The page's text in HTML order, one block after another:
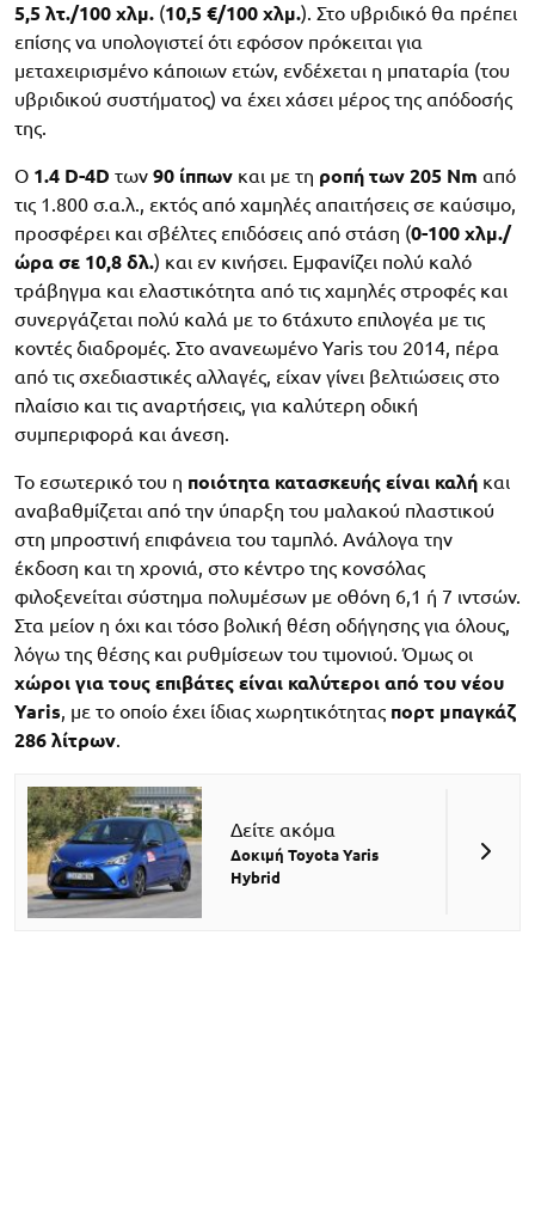
5,5 λτ./100 χλμ. (10,5 €/100 χλμ.). Στο υβριδικό θα πρέπει
επίσης να υπολογιστεί ότι εφόσον πρόκειται για
μεταχειρισμένο κάποιων ετών, ενδέχεται η μπαταρία (του
υβριδικού συστήματος) να έχει χάσει μέρος της απόδοσής
της.
Ο 1.4 D-4D των 90 ίππων και με τη ροπή των 205 Nm από
τις 1.800 σ.α.λ., εκτός από χαμηλές απαιτήσεις σε καύσιμο,
προσφέρει και σβέλτες επιδόσεις από στάση (0-100 χλμ./
ώρα σε 10,8 δλ.) και εν κινήσει. Εμφανίζει πολύ καλό
τράβηγμα και ελαστικότητα από τις χαμηλές στροφές και
συνεργάζεται πολύ καλά με το 6τάχυτο επιλογέα με τις
κοντές διαδρομές. Στο ανανεωμένο Yaris του 2014, πέρα
από τις σχεδιαστικές αλλαγές, είχαν γίνει βελτιώσεις στο
πλαίσιο και τις αναρτήσεις, για καλύτερη οδική
συμπεριφορά και άνεση.
Το εσωτερικό του η ποιότητα κατασκευής είναι καλή και
αναβαθμίζεται από την ύπαρξη του μαλακού πλαστικού
στη μπροστινή επιφάνεια του ταμπλό. Ανάλογα την
έκδοση και τη χρονιά, στο κέντρο της κονσόλας
φιλοξενείται σύστημα πολυμέσων με οθόνη 6,1 ή 7 ιντσών.
Στα μείον η όχι και τόσο βολική θέση οδήγησης για όλους,
λόγω της θέσης και ρυθμίσεων του τιμονιού. Όμως οι
χώροι για τους επιβάτες είναι καλύτεροι από του νέου
Yaris, με το οποίο έχει ίδιας χωρητικότητας πορτ μπαγκάζ
286 λίτρων.
Δείτε ακόμα
Δοκιμή Toyota Yaris
Hybrid